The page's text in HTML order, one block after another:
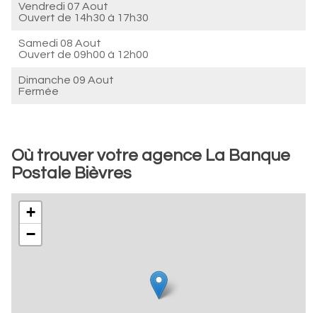
Vendredi 07 Aout
Ouvert de 14h30 à 17h30
Samedi 08 Aout
Ouvert de 09h00 à 12h00
Dimanche 09 Aout
Fermée
Où trouver votre agence La Banque
Postale Bièvres
+
−